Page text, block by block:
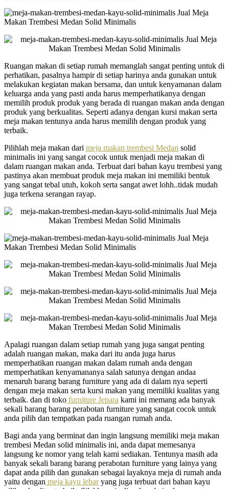
Ruangan makan di setiap rumah memanglah sangat penting untuk di
perhatikan, pasalnya hampir di setiap harinya anda gunakan untuk
melakukan kegiatan makan bersama, dan untuk kenyamanan dalam
keluarga anda yang pasti anda harus memperhatikanya dengan
memilih produk produk yang berada di ruangan makan anda dengan
produk yang berkualitas. Seperti adanya dengan kursi makan serta
meja makan tentunya anda harus memilih dengan produk yang
terbaik.
Pilihlah meja makan dari meja makan trembesi Medan solid
minimalis ini yang sangat cocok untuk menjadi meja makan di
dalam ruangan makan anda. Terbuat dari bahan kayu trembesi yang
pastinya akan membuat produk meja makan ini memiliki bentuk
yang sangat tebal utuh, kokoh serta sangat awet lohh..tidak mudah
juga terkena serangan rayap.
Apalagi ruangan dalam setiap rumah yang juga sangat penting
adalah ruangan makan, maka dari itu anda juga harus
memperhatikan ruangan makan dalam rumah anda dengan
memperhatikan kenyamananya salah satunya dengan andaa
menaruh barang barang furniture yang ada di dalam nya seperti
dengan meja makan serta kursi makan yang memiliki kualitas yang
terbaik. dan di toko furniture Jepara kami ini memang ada banyak
sekali barang barang perabotan furniture yang sangat cocok untuk
anda pilih dan tempatkan pada ruangan rumah anda.
Bagi anda yang berminat dan ingin langsung memiliki meja makan
trembesi Medan solid minimalis ini, anda dapat memesanya
langsung ke nomor yang telah kami sediakan. Tentunya masih ada
banyak sekali barang barang perabotan furniture yang lainya yang
dapat anda pilih dan gunakan sebagai layaknya meja di rumah anda
yaitu dengan meja kayu lebaryang juga terbuat dari bahan kayu